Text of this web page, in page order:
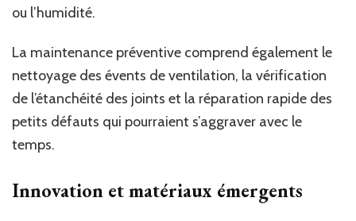
ou l’humidité.
La maintenance préventive comprend également le
nettoyage des évents de ventilation, la vérification
de l’étanchéité des joints et la réparation rapide des
petits défauts qui pourraient s’aggraver avec le
temps.
Innovation et matériaux émergents